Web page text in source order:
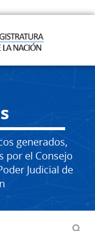
generados,
por el Consejo
Judicial de